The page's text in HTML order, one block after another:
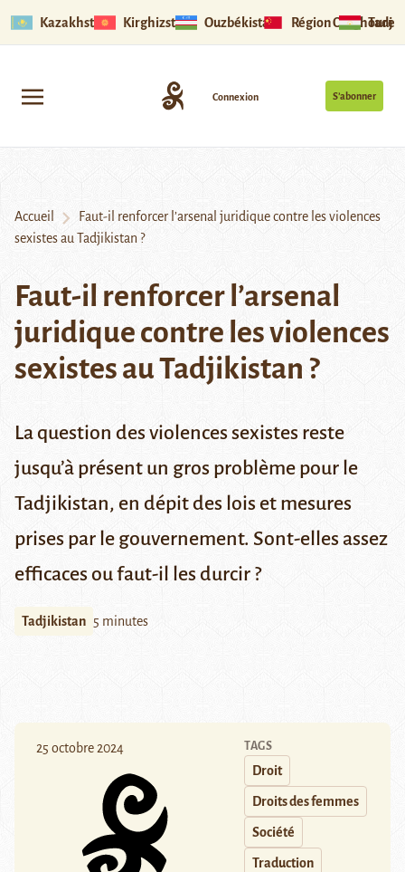
Kazakhstan Kirghizstan Ouzbékistan Région Ouïghoure
S’abonner
Connexion
Accueil
Faut-il renforcer l’arsenal juridique contre les violences
sexistes au Tadjikistan ?
Faut-il renforcer l’arsenal
juridique contre les violences
sexistes au Tadjikistan ?
La question des violences sexistes reste
jusqu’à présent un gros problème pour le
Tadjikistan, en dépit des lois et mesures
prises par le gouvernement. Sont-elles assez
efficaces ou faut-il les durcir ?
Tadjikistan 5 minutes
25 octobre 2024 TAGS
Droit
Droits des femmes
Société
Traduction